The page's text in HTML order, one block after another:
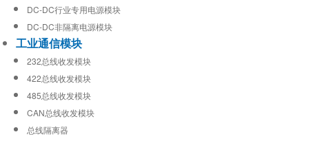
DC-DC行业专用电源模块
DC-DC非隔离电源模块
工业通信模块
232总线收发模块
422总线收发模块
485总线收发模块
CAN总线收发模块
总线隔离器